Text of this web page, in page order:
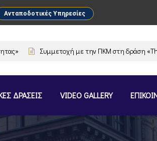
Ανταποδοτικές Υπηρεσίες
Συμμετοχή με την ΠΚΜ στη δράση «The
ΔΡΑΣΕΙΣ VIDEO GALLERY